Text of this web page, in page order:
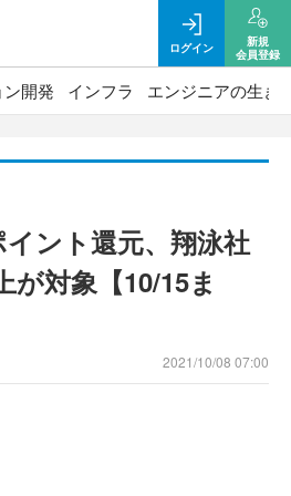
ログイン
新規
会員登録
開発 インフラ エンジニアの生き
ント還元、翔泳社
が対象【10/15ま
2021/10/08 07:00